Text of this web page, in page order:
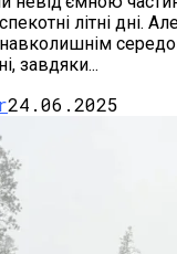
літні дні.
завдяки...
24.06.2025